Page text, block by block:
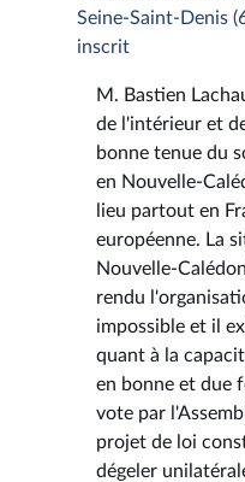
Seine-Saint-Denis
inscrit
M. Bastien
de l'intérieur et
bonne tenue du
en Nouvelle-
lieu partout en
européenne. La
Nouvelle-
rendu
impossible et il
quant à la
en bonne et due
vote par
projet de loi
dégeler